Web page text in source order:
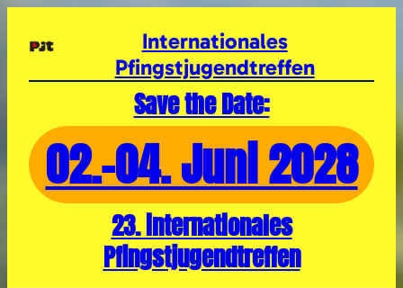
springen
Internationales
Pfingstjugendtreffen
Save the Date:
02.-04. Juni 2028
23. internationales
Pfingstjugendtreffen